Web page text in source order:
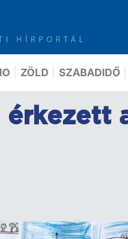
ZÖLD SZABADIDŐ
érkezett